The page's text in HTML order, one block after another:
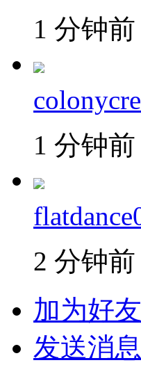
1 分钟前
1 分钟前
2 分钟前
加为好友
发送消息